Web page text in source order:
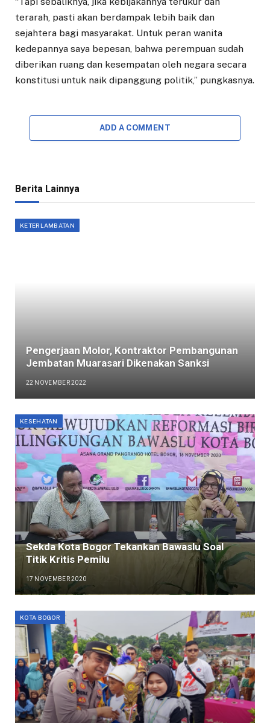
terarah, pasti akan berdampak lebih baik dan
sejahtera bagi masyarakat. Untuk peran wanita
kedepannya saya bepesan, bahwa perempuan sudah
diberikan ruang dan kesempatan oleh negara secara
konstitusi untuk naik dipanggung politik,” pungkasnya.
ADD A COMMENT
Berita Lainnya
KETERLAMBATAN
Pengerjaan Molor, Kontraktor Pembangunan
Jembatan Muarasari Dikenakan Sanksi
22 NOVEMBER 2022
KESEHATAN
Sekda Kota Bogor Tekankan Bawaslu Soal
Titik Kritis Pemilu
17 NOVEMBER 2020
KOTA BOGOR